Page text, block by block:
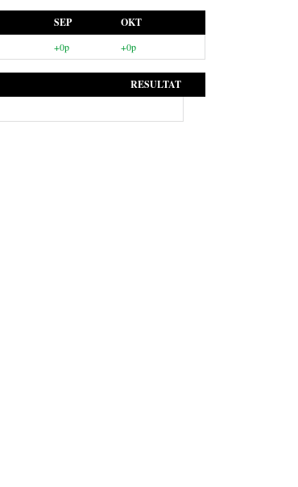
SEP OKT
+0p +0p
RESULTAT